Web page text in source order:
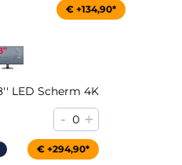
€ +204,90*
€ +134,90*
LED Scherm 4K
- 0 +
€ +294,90*